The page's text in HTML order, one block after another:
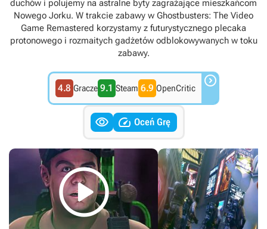
duchów i polujemy na astralne byty zagrażające mieszkańcom
Nowego Jorku. W trakcie zabawy w Ghostbusters: The Video
Game Remastered korzystamy z futurystycznego plecaka
protonowego i rozmaitych gadżetów odblokowywanych w toku
zabawy.
4.8 Gracze 9.1 Steam 6.9 OpenCritic 
  Oceń Grę
